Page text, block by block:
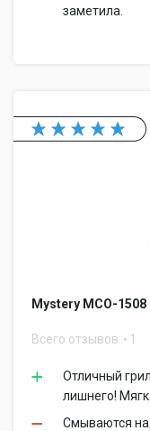
заметила.
Mystery MCO-1508
Всего отзывов 1
Отличный
лишнего!
Смываются